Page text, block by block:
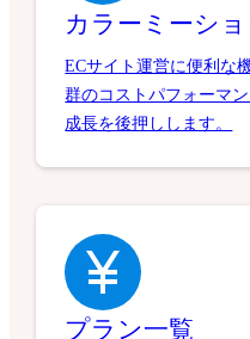
カラーミーシ
ECサイト運営に便利な
群のコストパフォーマ
成長を後押しします。
プラン一覧